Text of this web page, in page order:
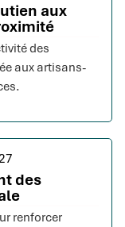
aux
des
aux artisans-
des
renforcer